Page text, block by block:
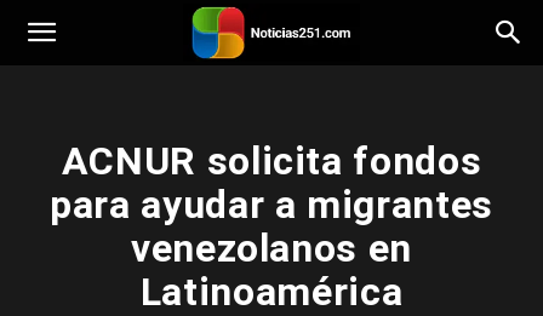
Noticias251
ACNUR solicita fondos
para ayudar a migrantes
venezolanos en
Latinoamérica